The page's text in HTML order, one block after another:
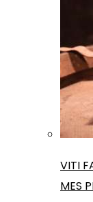
VITI
MES